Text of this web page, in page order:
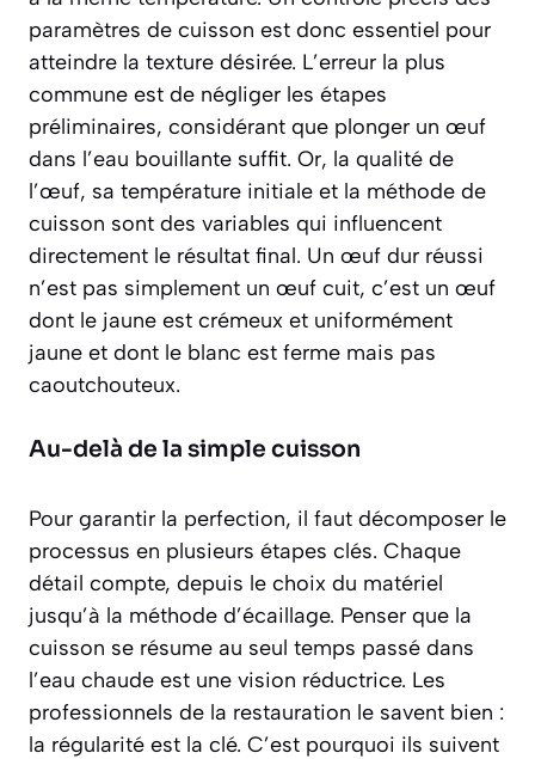
paramètres de cuisson est donc essentiel pour
atteindre la texture désirée. L’erreur la plus
commune est de négliger les étapes
préliminaires, considérant que plonger un œuf
dans l’eau bouillante suffit. Or, la qualité de
l’œuf, sa température initiale et la méthode de
cuisson sont des variables qui influencent
directement le résultat final. Un œuf dur réussi
n’est pas simplement un œuf cuit, c’est un œuf
dont le jaune est crémeux et uniformément
jaune et dont le blanc est ferme mais pas
caoutchouteux.
Au-delà de la simple cuisson
Pour garantir la perfection, il faut décomposer le
processus en plusieurs étapes clés. Chaque
détail compte, depuis le choix du matériel
jusqu’à la méthode d’écaillage. Penser que la
cuisson se résume au seul temps passé dans
l’eau chaude est une vision réductrice. Les
professionnels de la restauration le savent bien :
la régularité est la clé. C’est pourquoi ils suivent